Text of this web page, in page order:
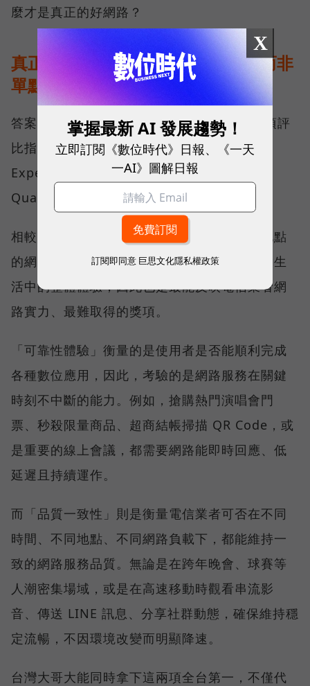
麼才是真正的好網路？
真正的好網路，比的是長期穩定、而非
單點測速
答案，就藏在 Opensignal 最具代表性的兩項評
比指標──可靠性體驗（Reliability
Experience）與品質一致性（Consistent
Quality）。
相較於傳統下載速度只反映單一時間、單一地點
的網路表現，這兩項指標更重視使用者在真實生
活中的整體體驗，因此也是最能反映電信業者網
路實力、最難取得的獎項。
「可靠性體驗」衡量的是使用者是否能順利完成
各種數位應用，因此，考驗的是網路服務在關鍵
時刻不中斷的能力。例如，搶購熱門演唱會門
票、秒殺限量商品、超商結帳掃描 QR Code，或
是重要的線上會議，都需要網路能即時回應、低
延遲且持續運作。
而「品質一致性」則是衡量電信業者可否在不同
時間、不同地點、不同網路負載下，都能維持一
致的網路服務品質。無論是在跨年晚會、球賽等
人潮密集場域，或是在高速移動時觀看串流影
音、傳送 LINE 訊息、分享社群動態，確保維持穩
定流暢，不因環境改變而明顯降速。
台灣大哥大能同時拿下這兩項全台第一，不僅代
X
掌握最新 AI 發展趨勢！
立即訂閱《數位時代》日報、《一天
一AI》圖解日報
訂閱即同意 巨思文化隱私權政策